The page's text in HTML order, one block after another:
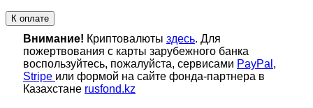
К оплате
Внимание! Криптовалюты здесь. Для
пожертвования с карты зарубежного банка
воспользуйтесь, пожалуйста, сервисами PayPal ,
Stripe или формой на сайте фонда-партнера в
Казахстане rusfond.kz